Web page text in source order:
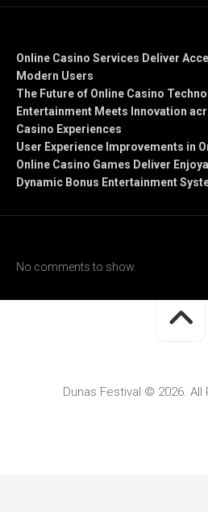
Online Casino Services Deliver
Modern Users
The Future of Online Casino
Entertainment Meets Innovation
Casino Experiences
User Experience Improvements in
Online Casino Games Deliver
Dynamic Bonus Entertainment
No comments to show.
Dunas Festival © 2026. All